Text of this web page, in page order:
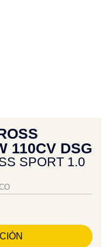
110CV DSG
SPORT 1.0